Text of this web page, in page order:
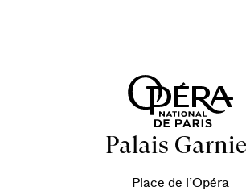
Palais
Place de l’Opéra